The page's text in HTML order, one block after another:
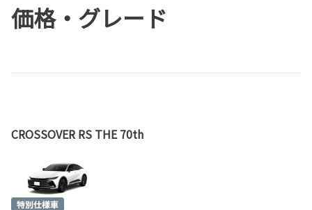
価格・グレード
CROSSOVER RS THE 70th